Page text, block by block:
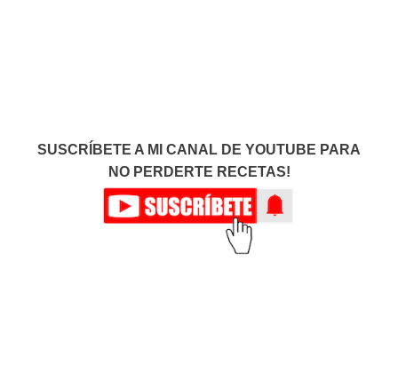
SUSCRÍBETE A MI CANAL DE YOUTUBE PARA
NO PERDERTE RECETAS!